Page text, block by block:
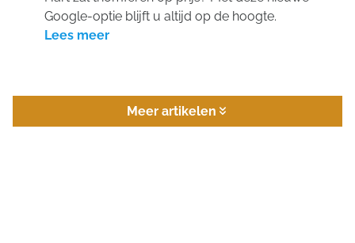
Google-optie blijft u altijd op de hoogte.
Lees meer
Meer artikelen